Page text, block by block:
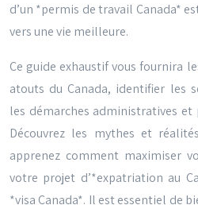
d’un *permis de travail Canada*
vers une vie meilleure.
Ce guide exhaustif vous fournira
atouts du Canada, identifier les
les démarches administratives
Découvrez les mythes et
apprenez comment maximiser
votre projet d’*expatriation au
*visa Canada*. Il est essentiel de